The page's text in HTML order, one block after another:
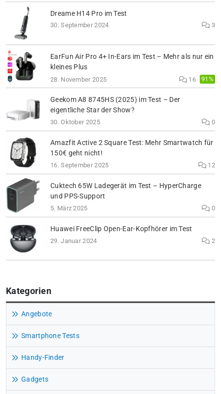
Dreame H14 Pro im Test
30. September 2024 3
EarFun Air Pro 4+ In-Ears im Test – Mehr als nur ein
kleines Plus
28. November 2025 16 91%
Geekom A8 8745HS (2025) im Test – Der
eigentliche Star der Show?
30. Oktober 2025 0
Amazfit Active 2 Square Test: Mehr Smartwatch für
150€ geht nicht!
16. September 2025 12
Cuktech 65W Ladegerät im Test – HyperCharge
und PPS-Support
5. März 2025 0
Huawei FreeClip Open-Ear-Kopfhörer im Test
29. Januar 2024 2
Kategorien
Angebote
Smartphone Tests
Handy-Finder
Gadgets